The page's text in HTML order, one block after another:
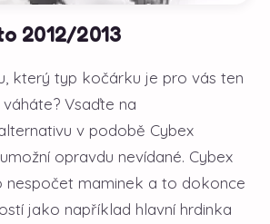
2012/2013
který typ kočárku je pro vás ten
Vsaďte na
v podobě Cybex
opravdu nevídané. Cybex
nespočet maminek a to dokonce
jako například hlavní hrdinka